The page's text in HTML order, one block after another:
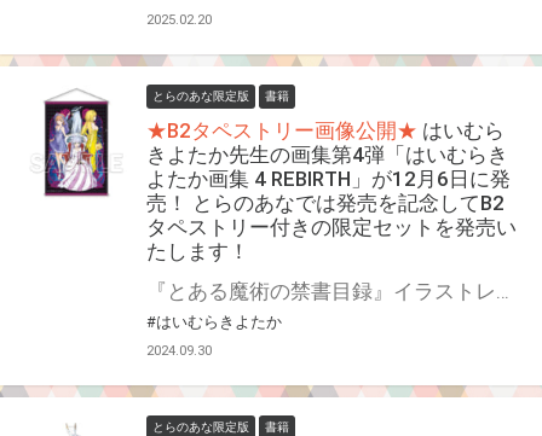
2025.02.20
とらのあな限定版 書籍
★B2タペストリー画像公開★ はいむら
きよたか先生の画集第4弾「はいむらき
よたか画集 4 REBIRTH」が12月6日に発
売！ とらのあなでは発売を記念してB2
タペストリー付きの限定セットを発売い
たします！
『とある魔術の禁書目録』イラストレーター・はいむらきよたかが描く、艶美なる世界。 大人気イラストレーター「はいむらきよたか」先生の最新画集『はいむらきよたか画集 4 REBIRTH』が12月6日(金)に発売！ とらのあなでは発売を記念して「B2タペストリー付き」限定セットを発売いたします。 是非この機会にお買い求めください！
#はいむらきよたか
2024.09.30
とらのあな限定版 書籍